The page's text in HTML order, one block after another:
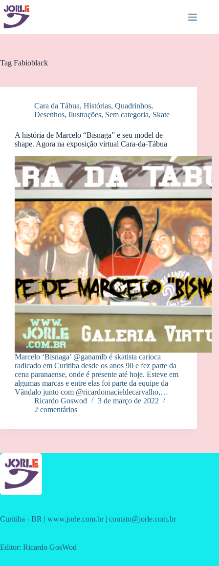
Pular
para
conteúdo
Tag Fabioblack
Cara da Tábua, Histórias, Quadrinhos,
Desenhos, Ilustrações, Sem categoria, Skate
A história de Marcelo “Bisnaga” e seu model de
shape. Agora na exposição virtual Cara-da-Tábua
Marcelo ‘Bisnaga’ @ganamlb é skatista carioca
radicado em Curitiba desde os anos 90 e fez parte da
cena paranaense, onde é presente até hoje. Esteve em
algumas marcas e entre elas foi parte da equipe da
Vândalo junto com @ricardomacieldecarvalho,…
Ricardo Goswod
3 de março de 2022
2 comentários
Curitiba - BR | www.jorle.com.br | contato@jorle.com.br
Editor: Ricardo GosWod